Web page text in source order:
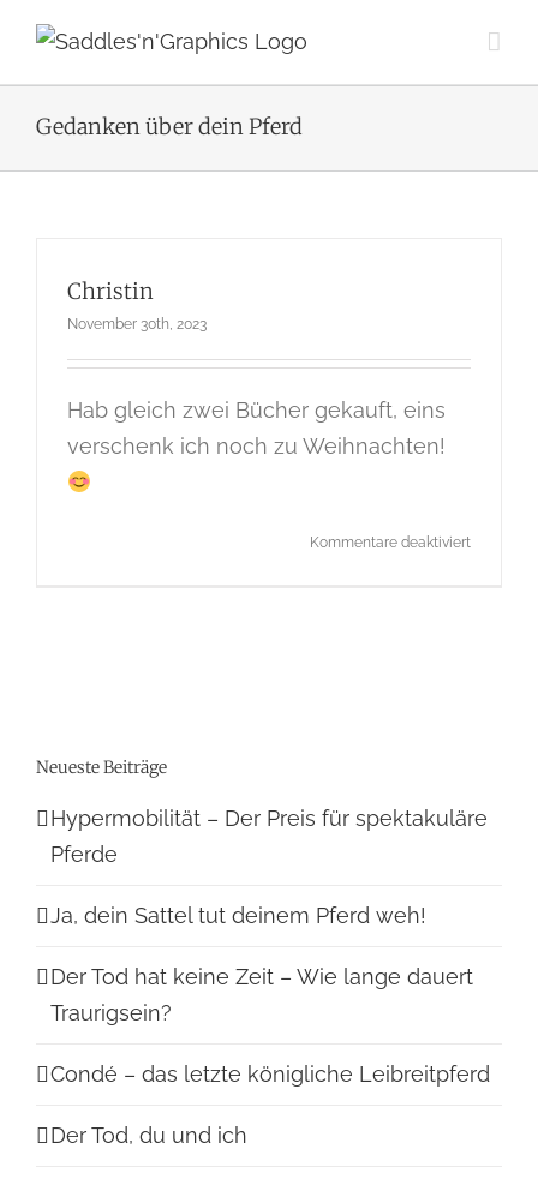
springen
Gedanken über dein Pferd
Christin
November 30th, 2023
Hab gleich zwei Bücher gekauft, eins
verschenk ich noch zu Weihnachten!
Kommentare deaktiviertfür
Neueste Beiträge
Hypermobilität – Der Preis für spektakuläre
Pferde
Ja, dein Sattel tut deinem Pferd weh!
Der Tod hat keine Zeit – Wie lange dauert
Traurigsein?
Condé – das letzte königliche Leibreitpferd
Der Tod, du und ich